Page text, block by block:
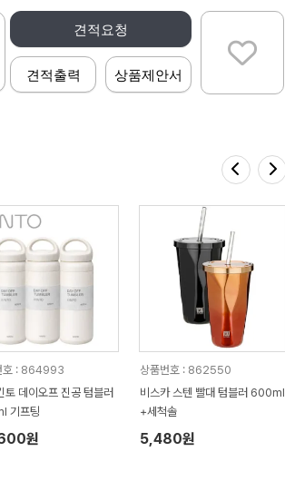
견적요청
견적출력 상품제안서
호 : 864993
토 데이오프 진공 텀블러
기프팅
원
상품번호 : 862550
비스카 스텐 빨대 텀블러 600ml
+세척솔
5,480원